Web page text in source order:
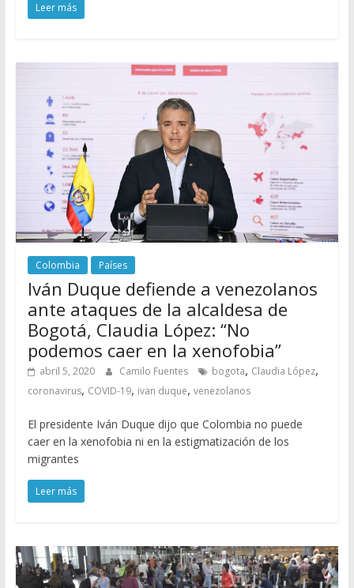
Leer más
Colombia Países
Iván Duque defiende a venezolanos
ante ataques de la alcaldesa de
Bogotá, Claudia López: “No
podemos caer en la xenofobia”
abril 5, 2020 Camilo Fuentes bogota, Claudia López,
coronavirus, COVID-19, ivan duque, venezolanos
El presidente Iván Duque dijo que Colombia no puede
caer en la xenofobia ni en la estigmatización de los
migrantes
Leer más